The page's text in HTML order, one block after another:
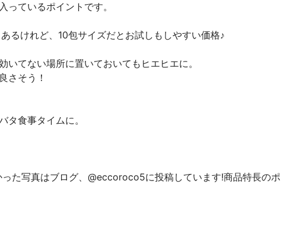
っているポイントです。
るけれど、10包サイズだとお試しもしやすい価格♪
いてない場所に置いておいてもヒエヒエに。
さそう！
タ食事タイムに。
た写真はブログ、@eccoroco5に投稿しています!商品特長のポ